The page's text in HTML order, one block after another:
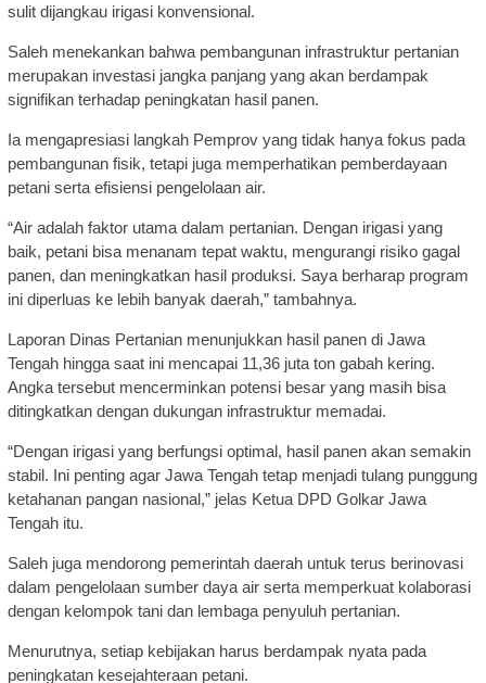
sulit dijangkau irigasi konvensional.
Saleh menekankan bahwa pembangunan infrastruktur pertanian
merupakan investasi jangka panjang yang akan berdampak
signifikan terhadap peningkatan hasil panen.
Ia mengapresiasi langkah Pemprov yang tidak hanya fokus pada
pembangunan fisik, tetapi juga memperhatikan pemberdayaan
petani serta efisiensi pengelolaan air.
“Air adalah faktor utama dalam pertanian. Dengan irigasi yang
baik, petani bisa menanam tepat waktu, mengurangi risiko gagal
panen, dan meningkatkan hasil produksi. Saya berharap program
ini diperluas ke lebih banyak daerah,” tambahnya.
Laporan Dinas Pertanian menunjukkan hasil panen di Jawa
Tengah hingga saat ini mencapai 11,36 juta ton gabah kering.
Angka tersebut mencerminkan potensi besar yang masih bisa
ditingkatkan dengan dukungan infrastruktur memadai.
“Dengan irigasi yang berfungsi optimal, hasil panen akan semakin
stabil. Ini penting agar Jawa Tengah tetap menjadi tulang punggung
ketahanan pangan nasional,” jelas Ketua DPD Golkar Jawa
Tengah itu.
Saleh juga mendorong pemerintah daerah untuk terus berinovasi
dalam pengelolaan sumber daya air serta memperkuat kolaborasi
dengan kelompok tani dan lembaga penyuluh pertanian.
Menurutnya, setiap kebijakan harus berdampak nyata pada
peningkatan kesejahteraan petani.